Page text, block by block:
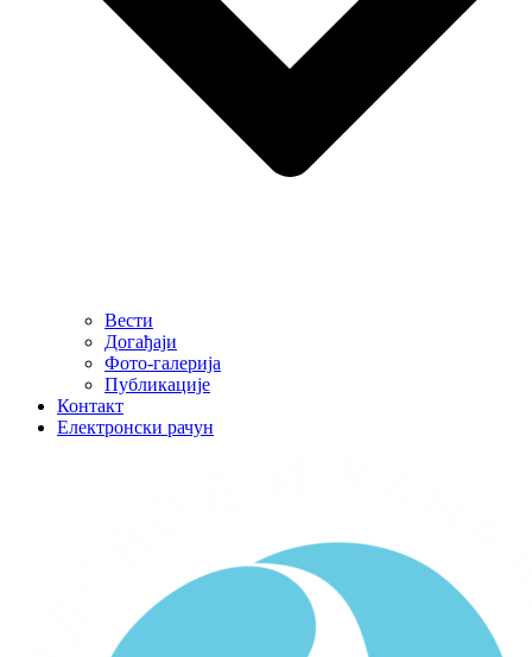
Вести
Догађаји
Фото-галерија
Публикације
Контакт
Електронски рачун